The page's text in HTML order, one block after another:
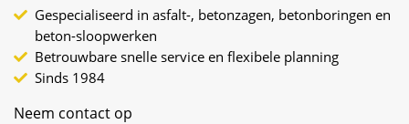
Gespecialiseerd in asfalt-, betonzagen, betonboringen en
beton-sloopwerken
Betrouwbare snelle service en flexibele planning
Sinds 1984
Neem contact op